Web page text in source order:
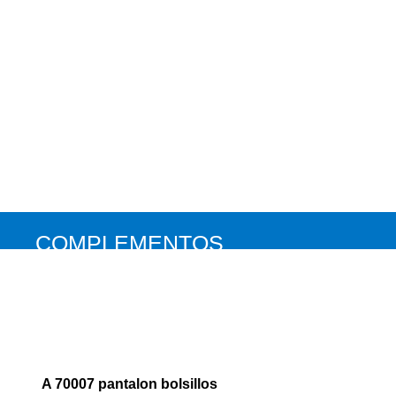
COMPLEMENTOS
A 70007 pantalon bolsillos